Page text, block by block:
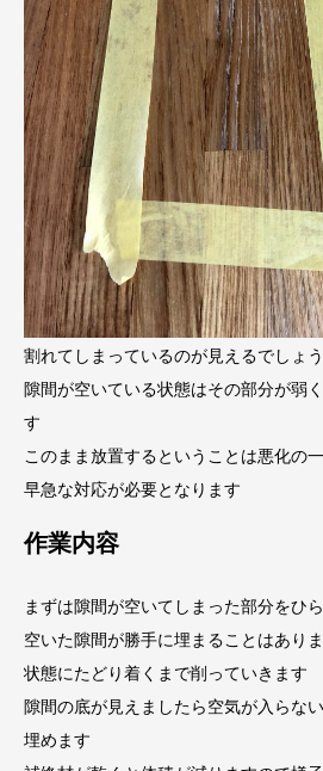
割れてしまっているのが見えるでしょ
隙間が空いている状態はその部分が弱
す
このまま放置するということは悪化の
早急な対応が必要となります
作業内容
まずは隙間が空いてしまった部分をひ
空いた隙間が勝手に埋まることはあり
状態にたどり着くまで削っていきます
隙間の底が見えましたら空気が入らな
埋めます